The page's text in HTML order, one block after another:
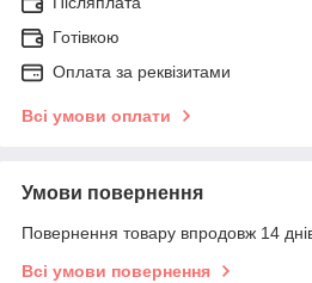
Готівкою
Оплата за реквізитами
Всі умови оплати
Умови повернення
Повернення товару впродовж 14
Всі умови повернення